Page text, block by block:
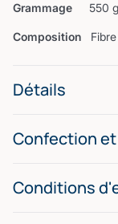
Grammage 550
Composition
Détails
Confection et
Conditions